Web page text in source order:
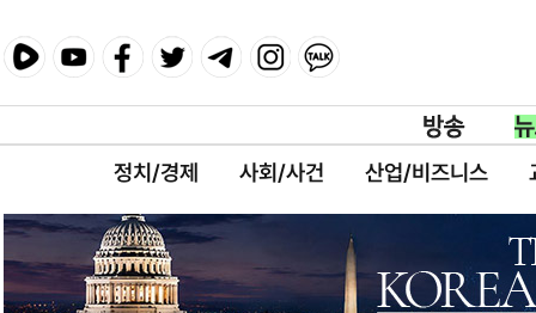
정치/경제 사회/사건 산업/비즈니스